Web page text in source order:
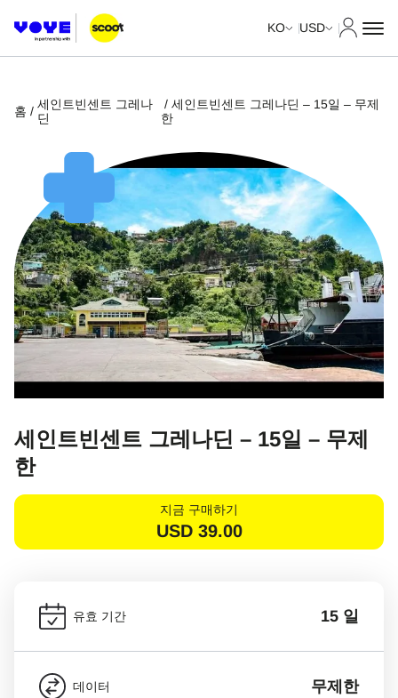
KO USD
홈 / 세인트빈센트 그레나
딘
/ 세인트빈센트 그레나딘 – 15일 – 무제
한
세인트빈센트 그레나딘 – 15일 – 무제
한
지금 구매하기
USD 39.00
유효 기간 15 일
데이터 무제한